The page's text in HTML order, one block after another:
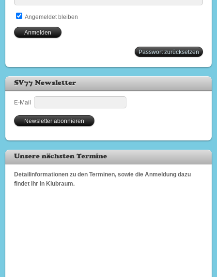
Angemeldet bleiben
Passwort zurücksetzen
SV77 Newsletter
E-Mail
Unsere nächsten Termine
Detailinformationen zu den Terminen, sowie die Anmeldung dazu
findet ihr in Klubraum.